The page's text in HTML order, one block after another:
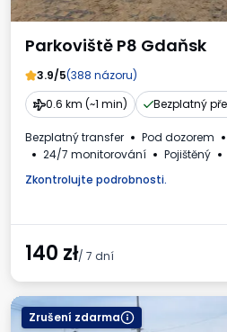
Parkoviště P8 Gdaňsk
3.9/5(388 názoru)
0.6 km (~1 min)
Bezplatný
Bezplatný transfer Pod dozorem
24/7 monitorování
Pojištěný
Místa pro autobusy
Zkontrolujte podrobnosti.
140 zł/ 7 dní
Zrušení zdarma